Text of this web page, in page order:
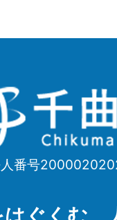
番号